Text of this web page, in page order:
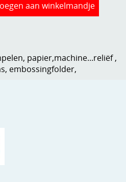
papier,machine...reliëf ,
embossingfolder,